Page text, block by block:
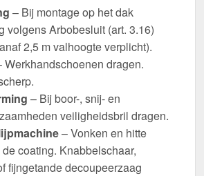
– Bij montage op het dak
volgens Arbobesluit (art. 3.16)
2,5 m valhoogte verplicht).
Werkhandschoenen dragen.
– Bij boor-, snij- en
veiligheidsbril dragen.
– Vonken en hitte
coating. Knabbelschaar,
fijngetande decoupeerzaag